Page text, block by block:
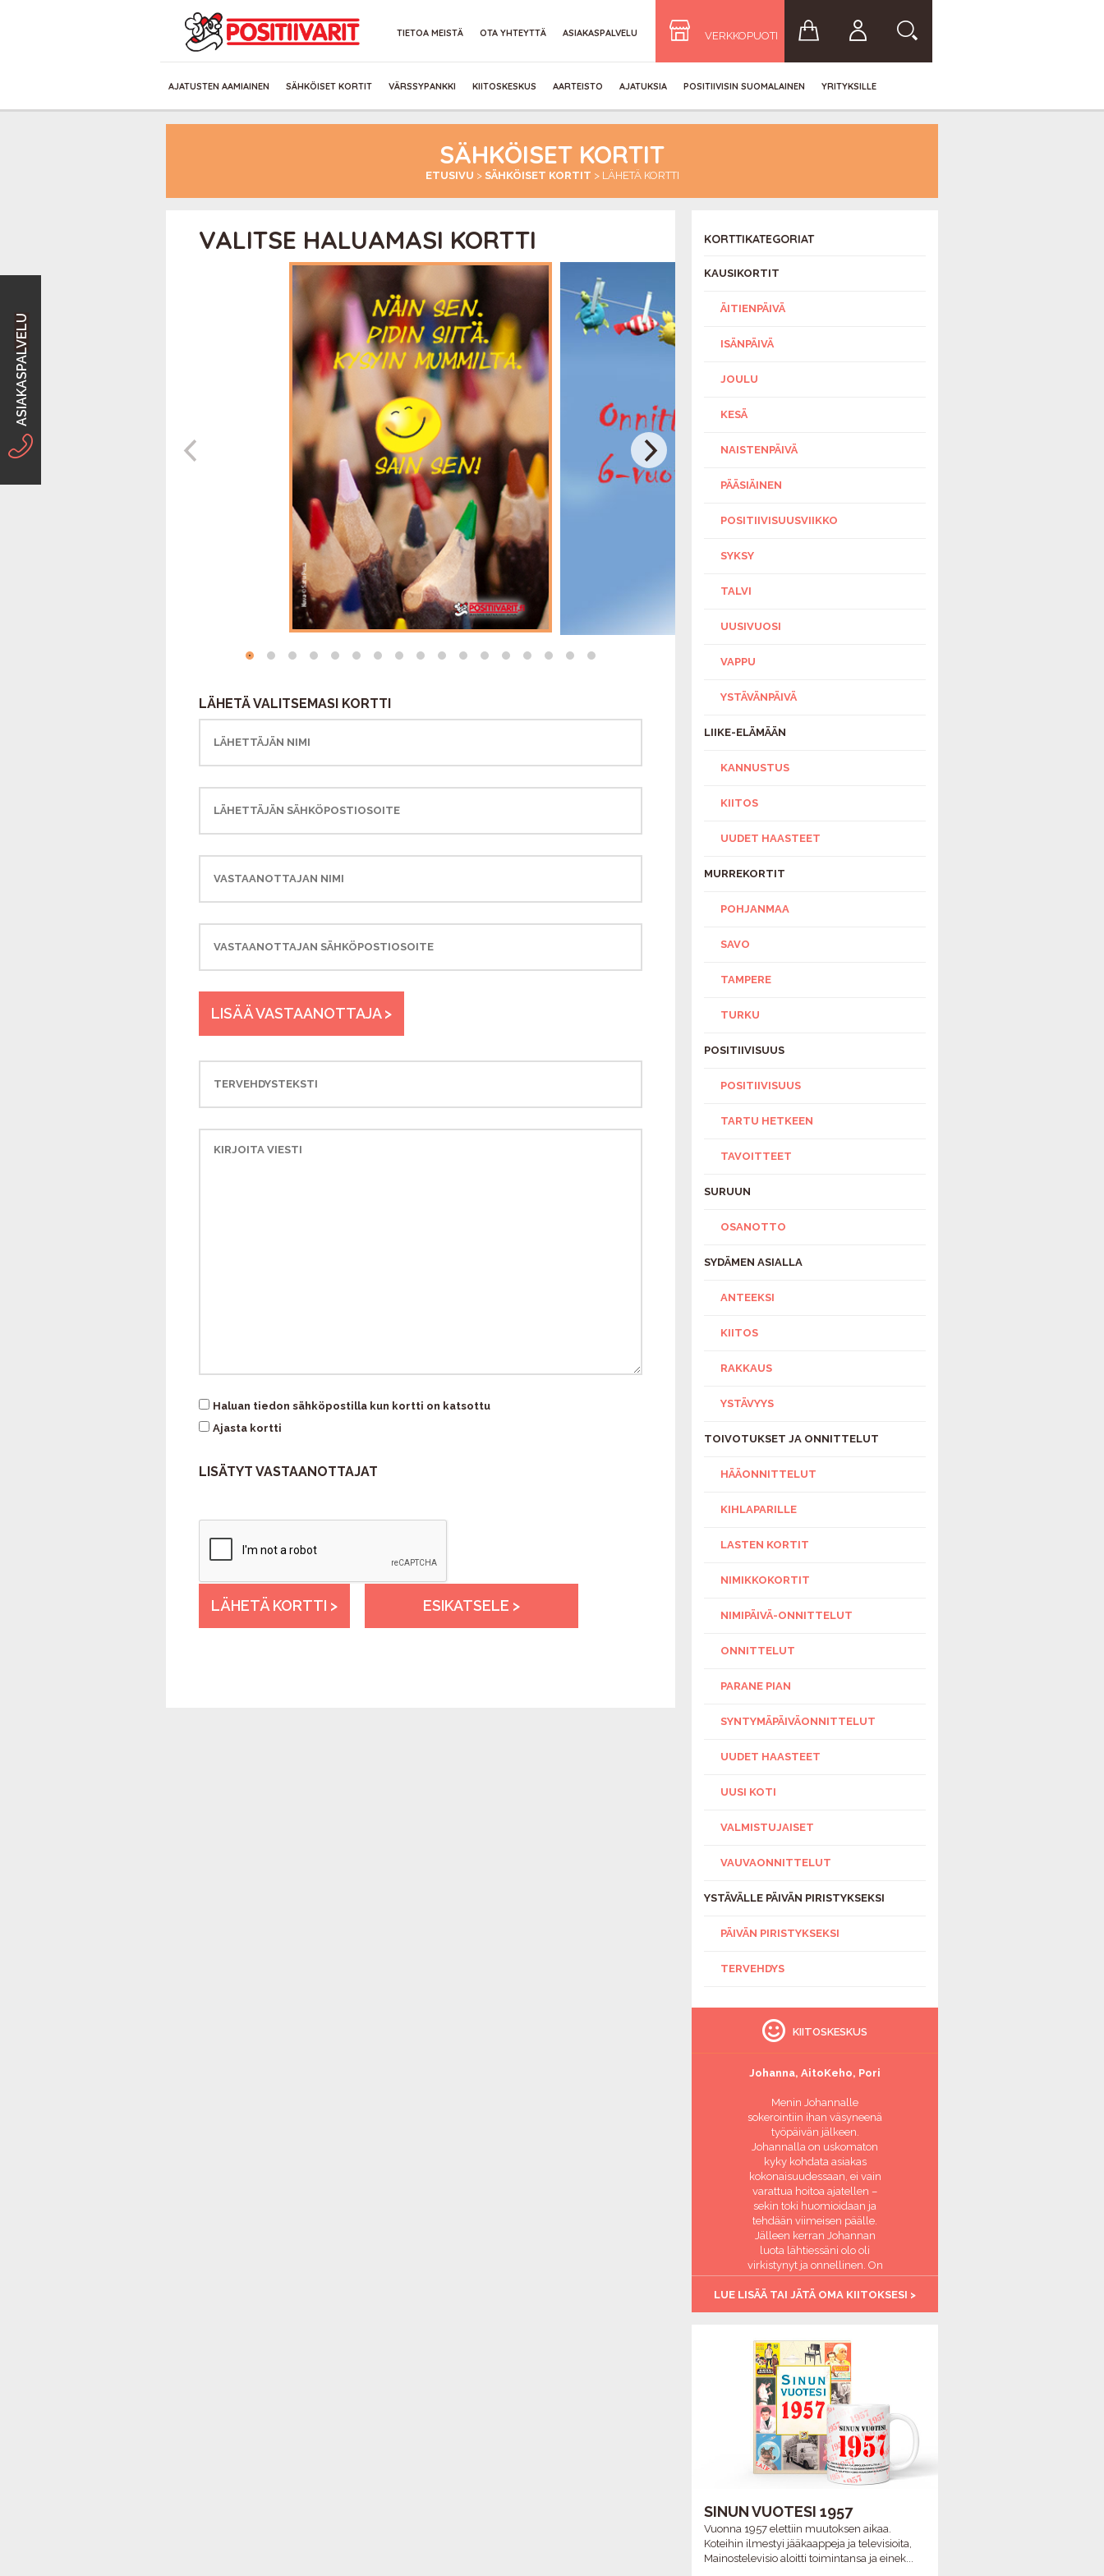
TIETOA MEISTÄ OTA YHTEYTTÄ ASIAKASPALVELU VERKKOPUOTI
AJATUSTEN AAMIAINEN SÄHKÖISET KORTIT VÄRSSYPANKKI KIITOSKESKUS AARTEISTO AJATUKSIA POSITIIVISIN SUOMALAINEN YRITYKSILLE
SÄHKÖISET KORTIT
ETUSIVU > SÄHKÖISET KORTIT > LÄHETÄ KORTTI
VALITSE HALUAMASI KORTTI
LÄHETÄ VALITSEMASI KORTTI
LISÄÄ VASTAANOTTAJA >
Haluan tiedon sähköpostilla kun kortti on katsottu
Ajasta kortti
LISÄTYT VASTAANOTTAJAT
LÄHETÄ KORTTI > ESIKATSELE >
KORTTIKATEGORIAT
KAUSIKORTIT
ÄITIENPÄIVÄ
ISÄNPÄIVÄ
JOULU
KESÄ
NAISTENPÄIVÄ
PÄÄSIÄINEN
POSITIIVISUUSVIIKKO
SYKSY
TALVI
UUSIVUOSI
VAPPU
YSTÄVÄNPÄIVÄ
LIIKE-ELÄMÄÄN
KANNUSTUS
KIITOS
UUDET HAASTEET
MURREKORTIT
POHJANMAA
SAVO
TAMPERE
TURKU
POSITIIVISUUS
POSITIIVISUUS
TARTU HETKEEN
TAVOITTEET
SURUUN
OSANOTTO
SYDÄMEN ASIALLA
ANTEEKSI
KIITOS
RAKKAUS
YSTÄVYYS
TOIVOTUKSET JA ONNITTELUT
HÄÄONNITTELUT
KIHLAPARILLE
LASTEN KORTIT
NIMIKKOKORTIT
NIMIPÄIVÄ-ONNITTELUT
ONNITTELUT
PARANE PIAN
SYNTYMÄPÄIVÄONNITTELUT
UUDET HAASTEET
UUSI KOTI
VALMISTUJAISET
VAUVAONNITTELUT
YSTÄVÄLLE PÄIVÄN PIRISTYKSEKSI
PÄIVÄN PIRISTYKSEKSI
TERVEHDYS
KIITOSKESKUS
Johanna, AitoKeho, Pori
Menin Johannalle
sokerointiin ihan väsyneenä
työpäivän jälkeen.
Johannalla on uskomaton
kyky kohdata asiakas
kokonaisuudessaan, ei vain
varattua hoitoa ajatellen –
sekin toki huomioidaan ja
tehdään viimeisen päälle.
Jälleen kerran Johannan
luota lähtiessäni olo oli
virkistynyt ja onnellinen. On
ihanaa, että on paikka jossa
aikuinen ihminen saa
hemmottelua ja tulee
Johanna, olet täsmälleen
oikeassa ammatissa <3
-Virkistynyt
LUE LISÄÄ TAI JÄTÄ OMA KIITOKSESI >
SINUN VUOTESI 1957
Vuonna 1957 elettiin muutoksen aikaa.
Koteihin ilmestyi jääkaappeja ja televisioita,
Mainostelevisio aloitti toimintansa ja einek...
ASIAKASPALVELU